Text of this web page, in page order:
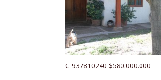
C 937810240 $580.000.000